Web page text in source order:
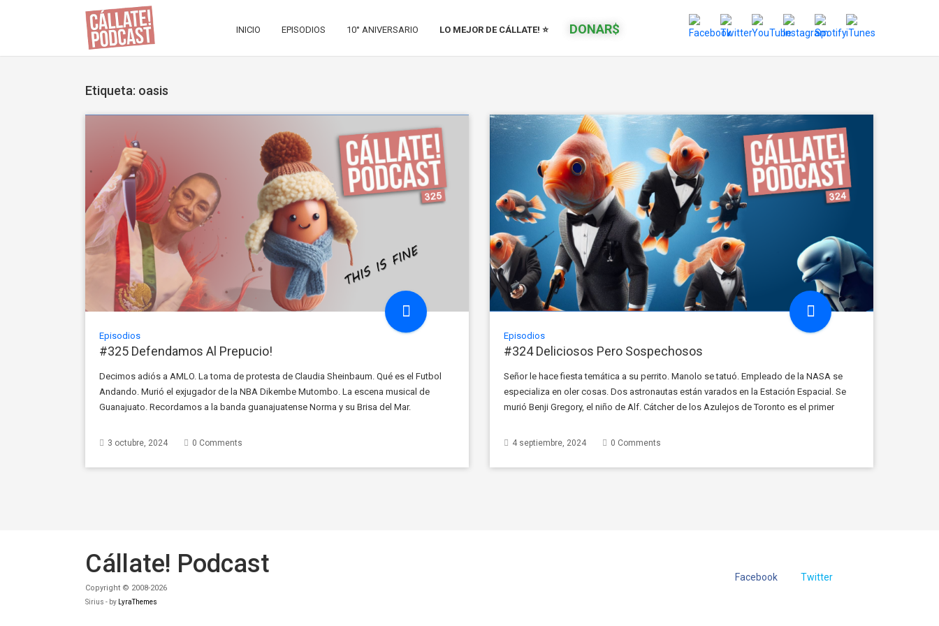
INICIO EPISODIOS 10° ANIVERSARIO LO MEJOR DE CÁLLATE! ⭐ DONAR$
Etiqueta: oasis
Episodios
#325 Defendamos Al Prepucio!
Decimos adiós a AMLO. La toma de protesta de Claudia Sheinbaum. Qué es el Futbol
Andando. Murió el exjugador de la NBA Dikembe Mutombo. La escena musical de
Guanajuato. Recordamos a la banda guanajuatense Norma y su Brisa del Mar.
3 octubre, 2024 0 Comments
Episodios
#324 Deliciosos Pero Sospechosos
Señor le hace fiesta temática a su perrito. Manolo se tatuó. Empleado de la NASA se
especializa en oler cosas. Dos astronautas están varados en la Estación Espacial. Se
murió Benji Gregory, el niño de Alf. Cátcher de los Azulejos de Toronto es el primer
4 septiembre, 2024 0 Comments
Facebook Twitter
Cállate! Podcast
Copyright © 2008-2026
Sirius - by LyraThemes